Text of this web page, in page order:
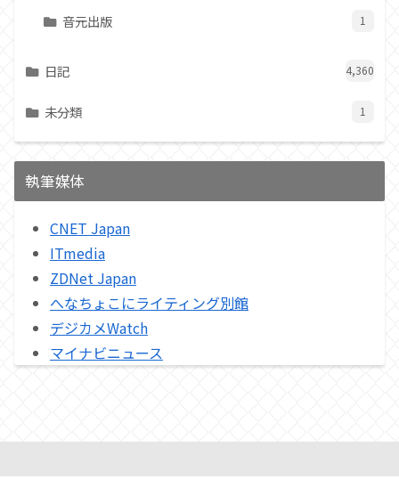
音元出版 1
日記 4,360
未分類 1
執筆媒体
CNET Japan
ITmedia
ZDNet Japan
へなちょこにライティング別館
デジカメWatch
マイナビニュース